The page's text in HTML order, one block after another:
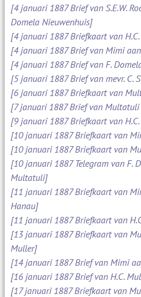
[4 januari 1887 Brief van S.E.W.
Domela Nieuwenhuis]
[4 januari 1887 Briefkaart van
[4 januari 1887 Brief van Mimi aan
[4 januari 1887 Brief van F.
[5 januari 1887 Brief van mevr. C.
[6 januari 1887 Briefkaart van
[7 januari 1887 Brief van Multatuli
[9 januari 1887 Briefkaart van
[10 januari 1887 Briefkaart van
[10 januari 1887 Briefkaart van
[10 januari 1887 Telegram van F.
Multatuli]
[11 januari 1887 Briefkaart van
Hanau]
[11 januari 1887 Briefkaart van
[13 januari 1887 Briefkaart van
Muller]
[14 januari 1887 Brief van Mimi
[16 januari 1887 Brief van H.C.
[17 januari 1887 Briefkaart van